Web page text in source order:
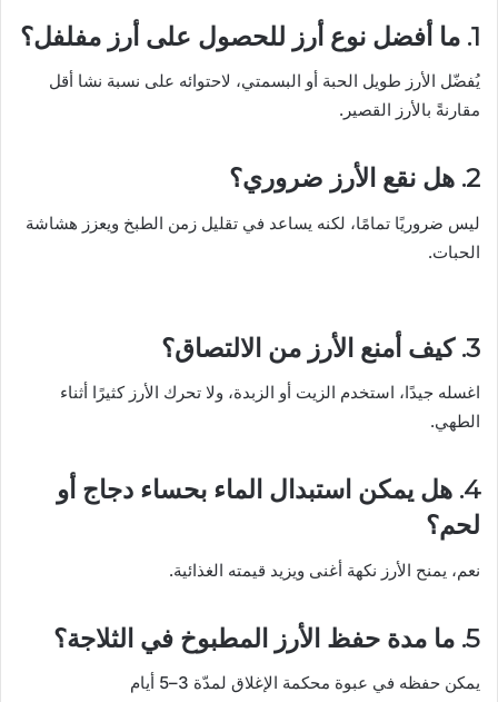
1. ما أفضل نوع أرز للحصول على أرز مفلفل؟
يُفضّل الأرز طويل الحبة أو البسمتي، لاحتوائه على نسبة نشا أقل
مقارنةً بالأرز القصير.
2. هل نقع الأرز ضروري؟
ليس ضروريًا تمامًا، لكنه يساعد في تقليل زمن الطبخ ويعزز هشاشة
الحبات.
3. كيف أمنع الأرز من الالتصاق؟
اغسله جيدًا، استخدم الزيت أو الزبدة، ولا تحرك الأرز كثيرًا أثناء
الطهي.
4. هل يمكن استبدال الماء بحساء دجاج أو
لحم؟
نعم، يمنح الأرز نكهة أغنى ويزيد قيمته الغذائية.
5. ما مدة حفظ الأرز المطبوخ في الثلاجة؟
يمكن حفظه في عبوة محكمة الإغلاق لمدّة 3–5 أيام